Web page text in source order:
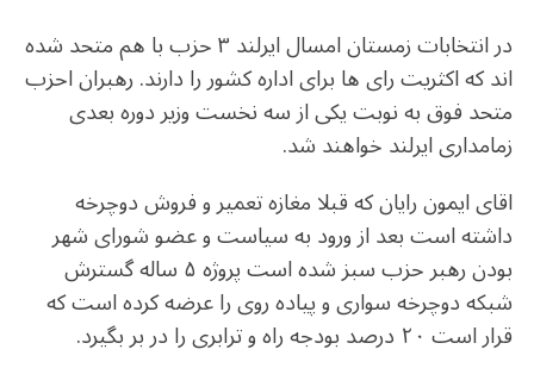
در انتخابات زمستان امسال ایرلند ۳ حزب با هم متحد شده
اند که اکثریت رای ها برای اداره کشور را دارند. رهبران احزب
متحد فوق به نوبت یکی از سه نخست وزیر دوره بعدی
زمامداری ایرلند خواهند شد.
اقای ایمون رایان که قبلا مغازه تعمیر و فروش دوچرخه
داشته است بعد از ورود به سیاست و عضو شورای شهر
بودن رهبر حزب سبز شده است پروژه ۵ ساله گسترش
شبکه دوچرخه سواری و پیاده روی را عرضه کرده است که
قرار است ۲۰ درصد بودجه راه و ترابری را در بر بگیرد.